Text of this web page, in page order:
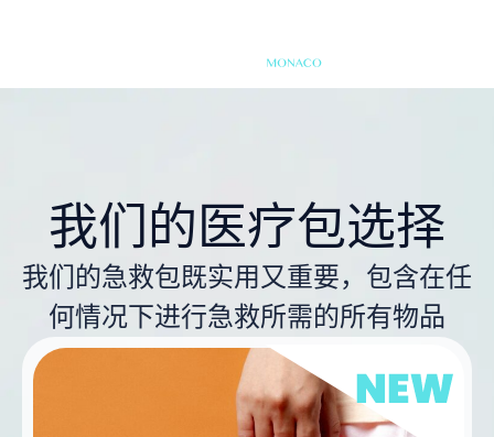
我们的医疗包选择
我们的急救包既实用又重要，包含在任
何情况下进行急救所需的所有物品